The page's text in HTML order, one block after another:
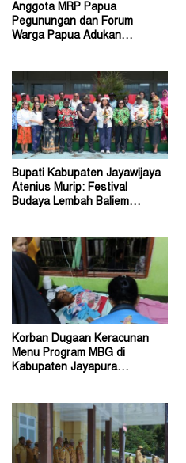
Anggota MRP Papua
Pegunungan dan Forum
Warga Papua Adukan
Bupati Kabupaten Jayawijaya
Atenius Murip: Festival
Budaya Lembah Baliem
Korban Dugaan Keracunan
Menu Program MBG di
Kabupaten Jayapura